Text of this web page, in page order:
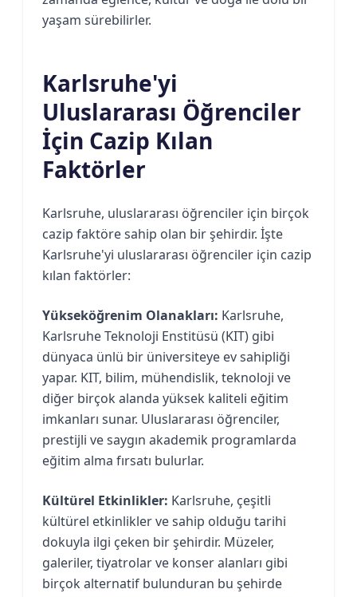
yaşam sürebilirler.
Karlsruhe'yi
Uluslararası Öğrenciler
İçin Cazip Kılan
Faktörler
Karlsruhe, uluslararası öğrenciler için birçok
cazip faktöre sahip olan bir şehirdir. İşte
Karlsruhe'yi uluslararası öğrenciler için cazip
kılan faktörler:
Yükseköğrenim Olanakları: Karlsruhe,
Karlsruhe Teknoloji Enstitüsü (KIT) gibi
dünyaca ünlü bir üniversiteye ev sahipliği
yapar. KIT, bilim, mühendislik, teknoloji ve
diğer birçok alanda yüksek kaliteli eğitim
imkanları sunar. Uluslararası öğrenciler,
prestijli ve saygın akademik programlarda
eğitim alma fırsatı bulurlar.
Kültürel Etkinlikler: Karlsruhe, çeşitli
kültürel etkinlikler ve sahip olduğu tarihi
dokuyla ilgi çeken bir şehirdir. Müzeler,
galeriler, tiyatrolar ve konser alanları gibi
birçok alternatif bulunduran bu şehirde